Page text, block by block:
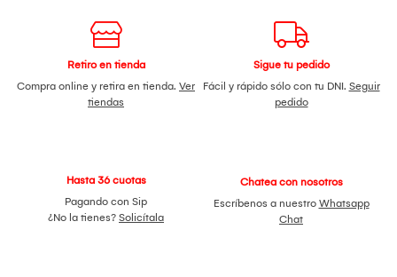
Retiro en tienda
Compra online y retira en tienda. Ver
tiendas
Sigue tu pedido
Fácil y rápido sólo con tu DNI. Seguir
pedido
Hasta 36 cuotas
Pagando con Sip
¿No la tienes? Solicítala
Chatea con nosotros
Escríbenos a nuestro Whatsapp
Chat